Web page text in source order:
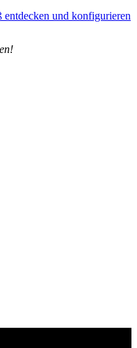
und konfigurieren